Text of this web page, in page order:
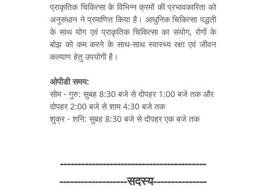
प्राकृतिक चिकित्सा के विभिन्न क्रमों की प्रभावकारिता को
अनुसंधान ने प्रमाणित किया है। आधुनिक चिकित्सा पद्धती
के साथ योग एवं प्राकृतिक चिकित्सा का संयोग, रोगों के
बोझ को कम करने के साथ-साथ स्वास्थ्य रक्षा एवं जीवन
कल्याण हेतु उपयोगी है।
ओपीडी समय:
सोम - गुरु: सुबह 8:30 बजे से दोपहर 1:00 बजे तक और
दोपहर 2:00 बजे से शाम 4:30 बजे तक
शुक्र - शनि: सुबह 8:30 बजे से दोपहर एक बजे तक
-----------------------------------------
-------------------सदस्य---------------